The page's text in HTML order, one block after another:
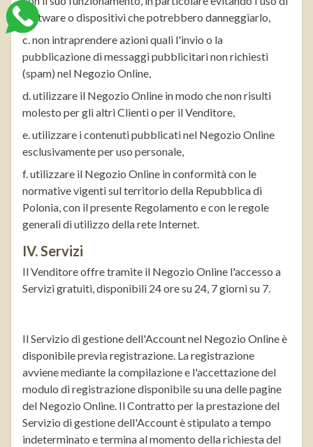
software o dispositivi che potrebbero danneggiarlo,
c. non intraprendere azioni quali l'invio o la
pubblicazione di messaggi pubblicitari non richiesti
(spam) nel Negozio Online,
d. utilizzare il Negozio Online in modo che non risulti
molesto per gli altri Clienti o per il Venditore,
e. utilizzare i contenuti pubblicati nel Negozio Online
esclusivamente per uso personale,
f. utilizzare il Negozio Online in conformità con le
normative vigenti sul territorio della Repubblica di
Polonia, con il presente Regolamento e con le regole
generali di utilizzo della rete Internet.
IV. Servizi
Il Venditore offre tramite il Negozio Online l'accesso a
Servizi gratuiti, disponibili 24 ore su 24, 7 giorni su 7.
Il Servizio di gestione dell'Account nel Negozio Online è
disponibile previa registrazione. La registrazione
avviene mediante la compilazione e l'accettazione del
modulo di registrazione disponibile su una delle pagine
del Negozio Online. Il Contratto per la prestazione del
Servizio di gestione dell'Account è stipulato a tempo
indeterminato e termina al momento della richiesta del